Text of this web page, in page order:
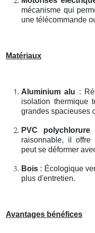
mécanisme qui
une télécommande
Matériaux
Aluminium alu :
isolation thermique
grandes spacieuses
PVC
raisonnable, il
peut se déformer
Bois : Écologique
plus d'entretien.
Avantages bénéfices